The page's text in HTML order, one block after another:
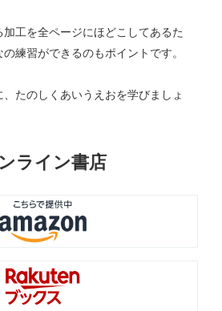
工を全ページにほどこしてあるた
練習ができるのもポイントです。
たのしくあいうえおを学びましょ
ライン書店